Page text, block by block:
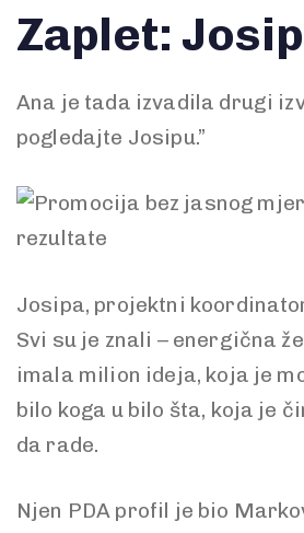
Zaplet:
Ana je tada izvadila drugi
pogledajte Josipu.”
Josipa, projektni
Svi su je znali – energična
imala milion ideja, koja je
bilo koga u bilo šta, koja je
da rade.
Njen PDA profil je bio